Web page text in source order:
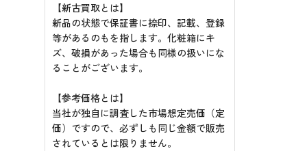
【新古買取とは】
新品の状態で保証書に捺印、記載、登録
等があるのもを指します。化粧箱にキ
ズ、破損があった場合も同様の扱いにな
ることがございます。
【参考価格とは】
当社が独自に調査した市場想定売価（定
価）ですので、必ずしも同じ金額で販売
されているとは限りません。